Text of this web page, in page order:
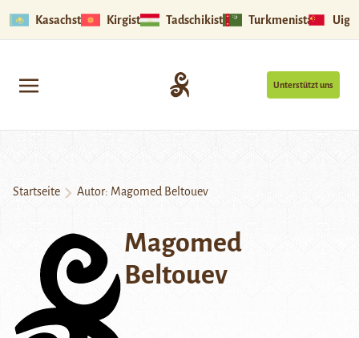
Kasachstan Kirgistan Tadschikistan Turkmenistan
Unterstützt uns
Startseite Autor: Magomed Beltouev
Magomed
Beltouev